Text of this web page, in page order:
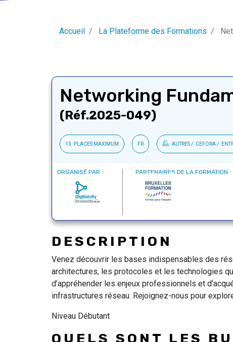
Accueil La Plateforme des Formations
Networking
(Réf.2025-049)
13 PLACES MAXIMUM FR AUTRES CEFORA
ORGANISÉ PAR : PARTENAIRES DE LA FORMATION :
DESCRIPTION
Venez découvrir les bases indispensables des
architectures, les protocoles et les technologies
d’appréhender les enjeux professionnels et
infrastructures réseau. Rejoignez-nous pour
Niveau Débutant
QUELS SONT LES